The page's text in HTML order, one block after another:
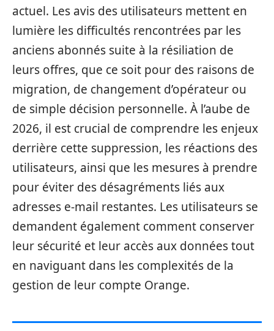
actuel. Les avis des utilisateurs mettent en
lumière les difficultés rencontrées par les
anciens abonnés suite à la résiliation de
leurs offres, que ce soit pour des raisons de
migration, de changement d’opérateur ou
de simple décision personnelle. À l’aube de
2026, il est crucial de comprendre les enjeux
derrière cette suppression, les réactions des
utilisateurs, ainsi que les mesures à prendre
pour éviter des désagréments liés aux
adresses e-mail restantes. Les utilisateurs se
demandent également comment conserver
leur sécurité et leur accès aux données tout
en naviguant dans les complexités de la
gestion de leur compte Orange.